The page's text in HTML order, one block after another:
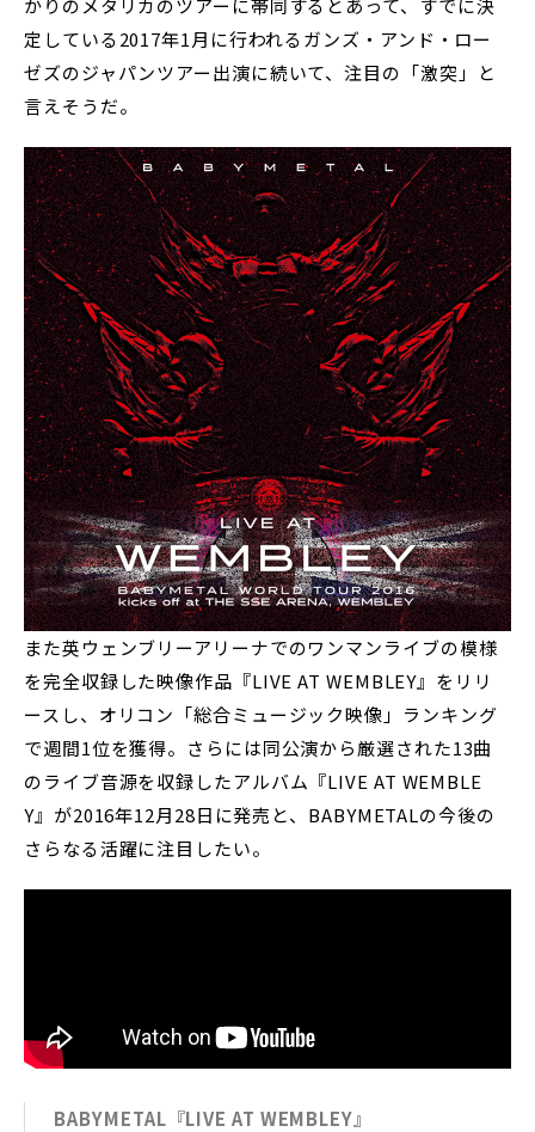
かりのメタリカのツアーに帯同するとあって、すでに決
定している2017年1月に行われるガンズ・アンド・ロー
ゼズのジャパンツアー出演に続いて、注目の「激突」と
言えそうだ。
また英ウェンブリーアリーナでのワンマンライブの模様
を完全収録した映像作品『LIVE AT WEMBLEY』をリリ
ースし、オリコン「総合ミュージック映像」ランキング
で週間1位を獲得。さらには同公演から厳選された13曲
のライブ音源を収録したアルバム『LIVE AT WEMBLE
Y』が2016年12月28日に発売と、BABYMETALの今後の
さらなる活躍に注目したい。
BABYMETAL『LIVE AT WEMBLEY』